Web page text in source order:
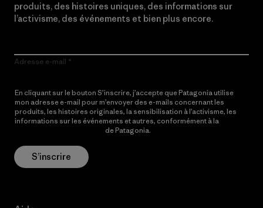
produits, des histoires uniques, des informations sur
l’activisme, des événements et bien plus encore.
Adresse e-mail
En cliquant sur le bouton S’inscrire, j’accepte que Patagonia utilise
mon adresse e-mail pour m’envoyer des e-mails concernant les
produits, les histoires originales, la sensibilisation à l’activisme, les
informations sur les événements et autres, conformément à la
de Patagonia.
S’inscrire